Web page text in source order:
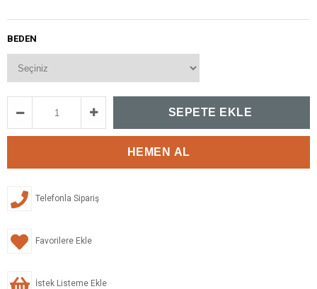
BEDEN
Telefonla Sipariş
Favorilere Ekle
İstek Listeme Ekle